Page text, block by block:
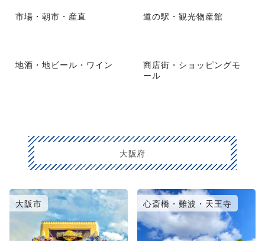
市場・朝市・産直 道の駅・観光物産館
地酒・地ビール・ワイン
商店街・ショッピングモ
ール
大阪府
大阪市 心斎橋・難波・天王寺